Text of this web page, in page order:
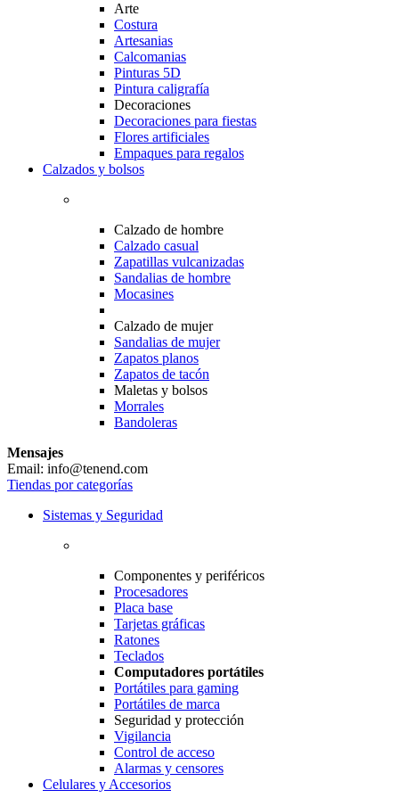
Arte
Costura
Artesanias
Calcomanias
Pinturas 5D
Pintura caligrafía
Decoraciones
Decoraciones para fiestas
Flores artificiales
Empaques para regalos
Calzados y bolsos
Calzado de hombre
Calzado casual
Zapatillas vulcanizadas
Sandalias de hombre
Mocasines
Calzado de mujer
Sandalias de mujer
Zapatos planos
Zapatos de tacón
Maletas y bolsos
Morrales
Bandoleras
Mensajes
Email: info@tenend.com
Tiendas por categorías
Sistemas y Seguridad
Componentes y periféricos
Procesadores
Placa base
Tarjetas gráficas
Ratones
Teclados
Computadores portátiles
Portátiles para gaming
Portátiles de marca
Seguridad y protección
Vigilancia
Control de acceso
Alarmas y censores
Celulares y Accesorios